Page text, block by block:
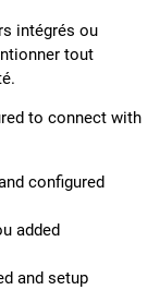
intégrés ou
tout
to connect with
configured
added
and setup